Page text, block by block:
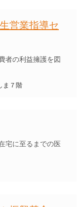
営業指導セ
者の利益擁護を図
ま７階
宅に至るまでの医